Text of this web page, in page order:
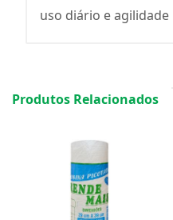
uso diário e
Produtos Relacionados